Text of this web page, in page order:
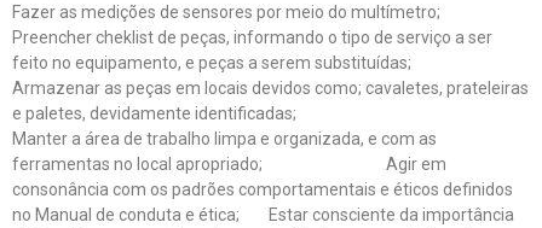
Fazer as medições de sensores por meio do multímetro;
Preencher cheklist de peças, informando o tipo de serviço a ser
feito no equipamento, e peças a serem substituídas;
Armazenar as peças em locais devidos como; cavaletes, prateleiras
e paletes, devidamente identificadas;
Manter a área de trabalho limpa e organizada, e com as
ferramentas no local apropriado; Agir em
consonância com os padrões comportamentais e éticos definidos
no Manual de conduta e ética; Estar consciente da importância